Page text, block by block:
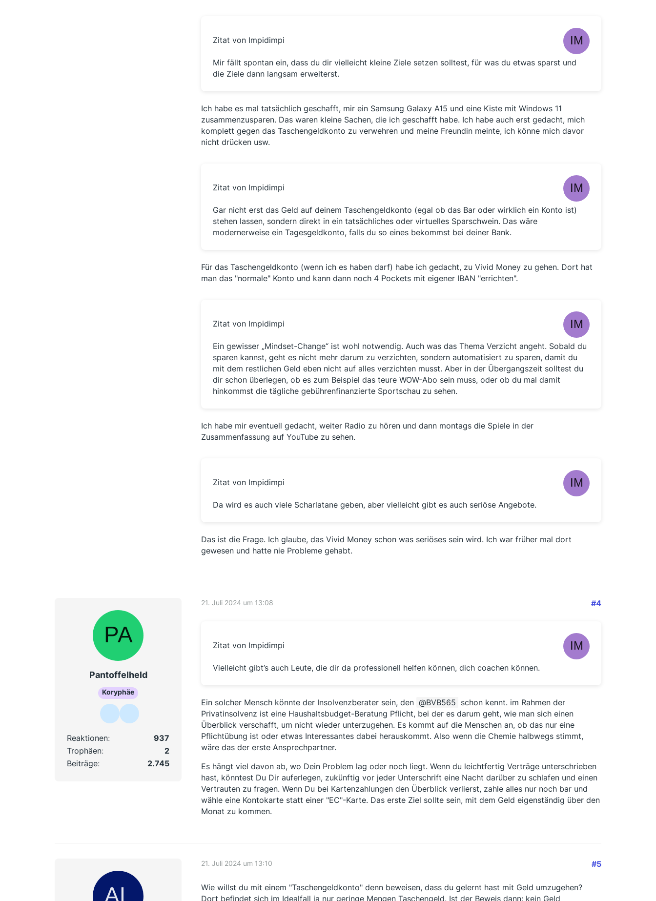
Zitat von Impidimpi
Mir fällt spontan ein, dass du dir vielleicht kleine Ziele setzen solltest, für was du etwas sparst und
die Ziele dann langsam erweiterst.
Ich habe es mal tatsächlich geschafft, mir ein Samsung Galaxy A15 und eine Kiste mit Windows 11
zusammenzusparen. Das waren kleine Sachen, die ich geschafft habe. Ich habe auch erst gedacht, mich
komplett gegen das Taschengeldkonto zu verwehren und meine Freundin meinte, ich könne mich davor
nicht drücken usw.
Zitat von Impidimpi
Gar nicht erst das Geld auf deinem Taschengeldkonto (egal ob das Bar oder wirklich ein Konto ist)
stehen lassen, sondern direkt in ein tatsächliches oder virtuelles Sparschwein. Das wäre
modernerweise ein Tagesgeldkonto, falls du so eines bekommst bei deiner Bank.
Für das Taschengeldkonto (wenn ich es haben darf) habe ich gedacht, zu Vivid Money zu gehen. Dort hat
man das "normale" Konto und kann dann noch 4 Pockets mit eigener IBAN "errichten".
Zitat von Impidimpi
Ein gewisser „Mindset-Change“ ist wohl notwendig. Auch was das Thema Verzicht angeht. Sobald du
sparen kannst, geht es nicht mehr darum zu verzichten, sondern automatisiert zu sparen, damit du
mit dem restlichen Geld eben nicht auf alles verzichten musst. Aber in der Übergangszeit solltest du
dir schon überlegen, ob es zum Beispiel das teure WOW-Abo sein muss, oder ob du mal damit
hinkommst die tägliche gebührenfinanzierte Sportschau zu sehen.
Ich habe mir eventuell gedacht, weiter Radio zu hören und dann montags die Spiele in der
Zusammenfassung auf YouTube zu sehen.
Zitat von Impidimpi
Da wird es auch viele Scharlatane geben, aber vielleicht gibt es auch seriöse Angebote.
Das ist die Frage. Ich glaube, das Vivid Money schon was seriöses sein wird. Ich war früher mal dort
gewesen und hatte nie Probleme gehabt.
Pantoffelheld
Koryphäe
Reaktionen
937
Trophäen
2
Beiträge
2.745
21. Juli 2024 um 13:08 #4
Zitat von Impidimpi
Vielleicht gibt’s auch Leute, die dir da professionell helfen können, dich coachen können.
Ein solcher Mensch könnte der Insolvenzberater sein, den BVB565 schon kennt. im Rahmen der
Privatinsolvenz ist eine Haushaltsbudget-Beratung Pflicht, bei der es darum geht, wie man sich einen
Überblick verschafft, um nicht wieder unterzugehen. Es kommt auf die Menschen an, ob das nur eine
Pflichtübung ist oder etwas Interessantes dabei herauskommt. Also wenn die Chemie halbwegs stimmt,
wäre das der erste Ansprechpartner.
Es hängt viel davon ab, wo Dein Problem lag oder noch liegt. Wenn du leichtfertig Verträge unterschrieben
hast, könntest Du Dir auferlegen, zukünftig vor jeder Unterschrift eine Nacht darüber zu schlafen und einen
Vertrauten zu fragen. Wenn Du bei Kartenzahlungen den Überblick verlierst, zahle alles nur noch bar und
wähle eine Kontokarte statt einer "EC"-Karte. Das erste Ziel sollte sein, mit dem Geld eigenständig über den
Monat zu kommen.
21. Juli 2024 um 13:10 #5
Wie willst du mit einem "Taschengeldkonto" denn beweisen, dass du gelernt hast mit Geld umzugehen?
Dort befindet sich im Idealfall ja nur geringe Mengen Taschengeld. Ist der Beweis dann: kein Geld